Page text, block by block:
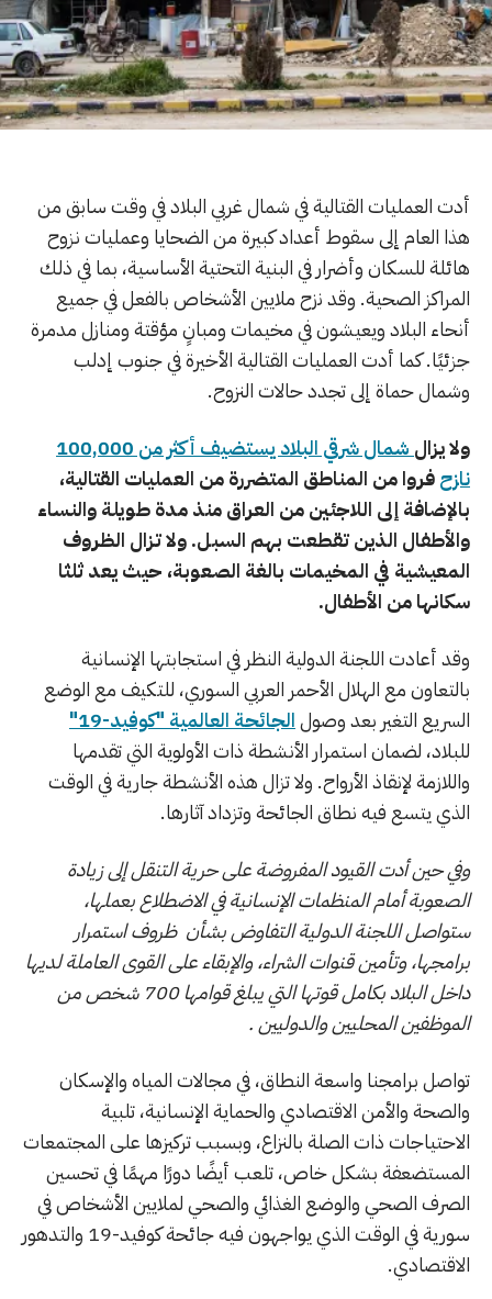
أدت العمليات القتالية في شمال غربي البلاد في وقت سابق من
هذا العام إلى سقوط أعداد كبيرة من الضحايا وعمليات نزوح
هائلة للسكان وأضرار في البنية التحتية الأساسية، بما في ذلك
المراكز الصحية. وقد نزح ملايين الأشخاص بالفعل في جميع
أنحاء البلاد ويعيشون في مخيمات ومبانٍ مؤقتة ومنازل مدمرة
جزئيًا. كما أدت العمليات القتالية الأخيرة في جنوب إدلب
وشمال حماة إلى تجدد حالات النزوح.
ولا يزال
شمال شرقي البلاد يستضيف أكثر من 100,000
نازحفروا من المناطق المتضررة من العمليات القتالية،
بالإضافة إلى اللاجئين من العراق منذ مدة طويلة والنساء
والأطفال الذين تقطعت بهم السبل. ولا تزال الظروف
المعيشية في المخيمات بالغة الصعوبة، حيث يعد ثلثا
سكانها من الأطفال.
وقد أعادت اللجنة الدولية النظر في استجابتها الإنسانية
بالتعاون مع الهلال الأحمر العربي السوري، للتكيف مع الوضع
السريع التغير بعد وصولالجائحة العالمية "كوفيد-19"
للبلاد، لضمان استمرار الأنشطة ذات الأولوية التي تقدمها
واللازمة لإنقاذ الأرواح. ولا تزال هذه الأنشطة جارية في الوقت
الذي يتسع فيه نطاق الجائحة وتزداد آثارها.
وفي حين أدت القيود المفروضة على حرية التنقل إلى زيادة
الصعوبة أمام المنظمات الإنسانية في الاضطلاع بعملها،
ستواصل اللجنة الدولية التفاوض بشأن ظروف استمرار
برامجها، وتأمين قنوات الشراء، والإبقاء على القوى العاملة لديها
داخل البلاد بكامل قوتها التي يبلغ قوامها 700 شخص من
الموظفين المحليين والدوليين .
تواصل برامجنا واسعة النطاق، في مجالات المياه والإسكان
والصحة والأمن الاقتصادي والحماية الإنسانية، تلبية
الاحتياجات ذات الصلة بالنزاع، وبسبب تركيزها على المجتمعات
المستضعفة بشكل خاص، تلعب أيضًا دورًا مهمًا في تحسين
الصرف الصحي والوضع الغذائي والصحي لملايين الأشخاص في
سورية في الوقت الذي يواجهون فيه جائحة كوفيد-19 والتدهور
الاقتصادي.